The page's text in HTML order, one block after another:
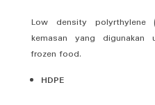
Low density polyrthylene
kemasan yang
frozen food.
HDPE